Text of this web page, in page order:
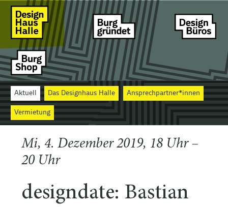
Aktuell Das Designhaus Halle Ansprechpartner*innen
Vermietung
Mi, 4. Dezember 2019, 18 Uhr –
20 Uhr
designdate: Bastian